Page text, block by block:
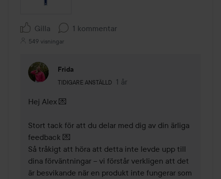
Gilla 1 kommentar
549 visningar
Frida
TIDIGARE ANSTÄLLD
Användarens roll: Tidigare anställd.
1 år
Kommentaren lades 1 år
Hej Alex 💌
Stort tack för att du delar med dig av din ärliga
feedback 💌
Så tråkigt att höra att detta inte levde upp till
dina förväntningar – vi förstår verkligen att det
är besvikande när en produkt inte fungerar som